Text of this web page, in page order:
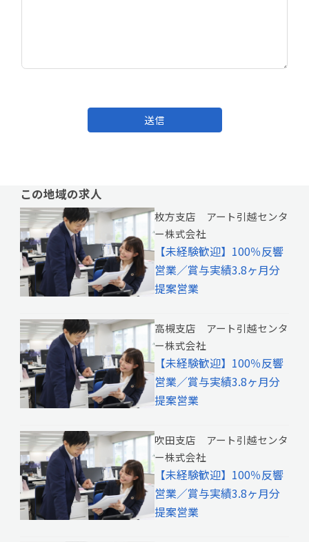
送信
この地域の求人
枚方支店 アート引越センタ
ー株式会社
【未経験歓迎】100％反響
営業／賞与実績3.8ヶ月分
提案営業
高槻支店 アート引越センタ
ー株式会社
【未経験歓迎】100％反響
営業／賞与実績3.8ヶ月分
提案営業
吹田支店 アート引越センタ
ー株式会社
【未経験歓迎】100％反響
営業／賞与実績3.8ヶ月分
提案営業